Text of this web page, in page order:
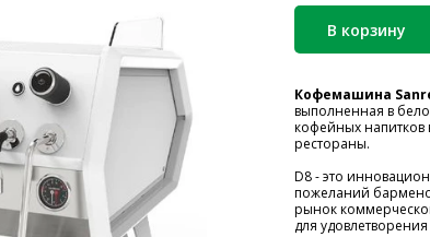
В корзину
Кофемашина
выполненная в
кофейных напитков
рестораны.
D8 - это
пожеланий
рынок
для